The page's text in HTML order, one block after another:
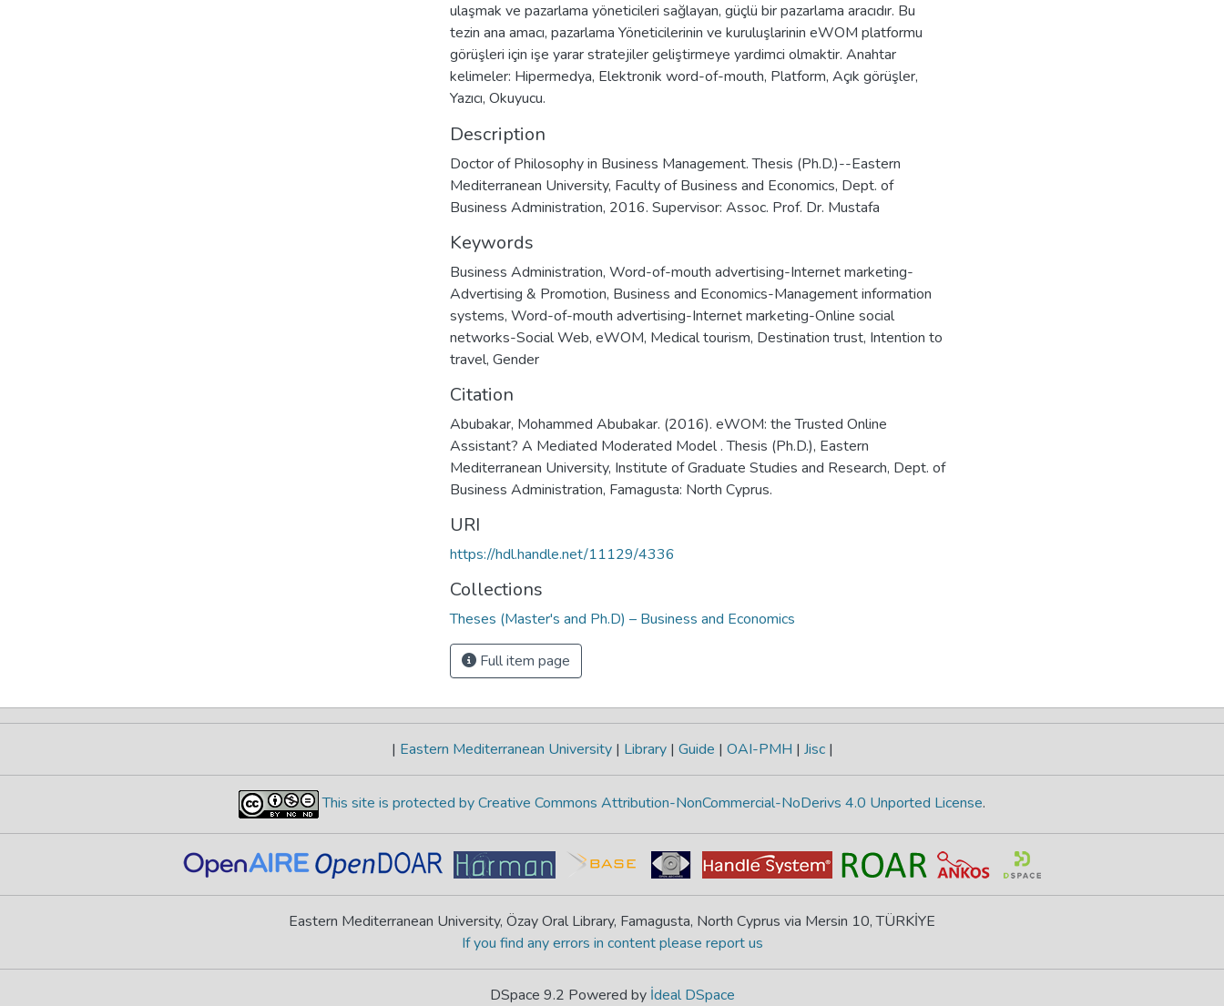
ulaşmak ve pazarlama yöneticileri sağlayan, güçlü bir pazarlama aracıdır. Bu
tezin ana amacı, pazarlama Yöneticilerinin ve kuruluşlarinin eWOM platformu
görüşleri için işe yarar stratejiler geliştirmeye yardimci olmaktir. Anahtar
kelimeler: Hipermedya, Elektronik word-of-mouth, Platform, Açık görüşler,
Yazıcı, Okuyucu.
Description
Doctor of Philosophy in Business Management. Thesis (Ph.D.)--Eastern
Mediterranean University, Faculty of Business and Economics, Dept. of
Business Administration, 2016. Supervisor: Assoc. Prof. Dr. Mustafa
Keywords
Business Administration, Word-of-mouth advertising-Internet marketing-
Advertising & Promotion, Business and Economics-Management information
systems, Word-of-mouth advertising-Internet marketing-Online social
networks-Social Web, eWOM, Medical tourism, Destination trust, Intention to
travel, Gender
Citation
Abubakar, Mohammed Abubakar. (2016). eWOM: the Trusted Online
Assistant? A Mediated Moderated Model . Thesis (Ph.D.), Eastern
Mediterranean University, Institute of Graduate Studies and Research, Dept. of
Business Administration, Famagusta: North Cyprus.
URI
https://hdl.handle.net/11129/4336
Collections
Theses (Master's and Ph.D) – Business and Economics
Full item page
| Eastern Mediterranean University | Library | Guide | OAI-PMH | Jisc |
This site is protected by Creative Commons Attribution-NonCommercial-NoDerivs 4.0 Unported License.
Eastern Mediterranean University, Özay Oral Library, Famagusta, North Cyprus via Mersin 10, TÜRKİYE
If you find any errors in content please report us
DSpace 9.2 Powered by İdeal DSpace